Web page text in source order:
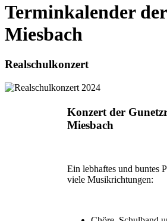
Terminkalender
Miesbach
Realschulkonzert
Konzert der
Miesbach
Ein lebhaftes und buntes
viele Musikrichtungen: